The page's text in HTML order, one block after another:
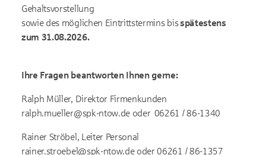
Gehaltsvorstellung
sowie des möglichen Eintrittstermins bisspätestens
zum 31.08.2026.
Ihre Fragen beantworten Ihnen gerne:
Ralph Müller, Direktor Firmenkunden
ralph.mueller@spk-ntow.de oder 06261 / 86-1340
Rainer Ströbel, Leiter Personal
rainer.stroebel@spk-ntow.deoder 06261 / 86-1357